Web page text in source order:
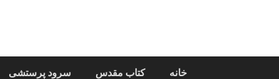
خانه کتاب مقدس سرود پرستشی